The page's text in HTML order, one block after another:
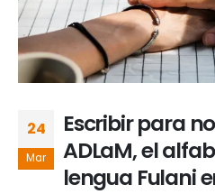
24
Mar
Escribir para
ADLaM, el
lengua Fulani